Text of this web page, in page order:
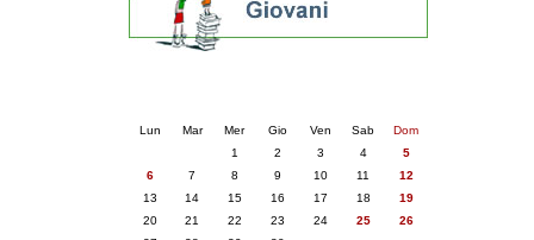
Lun Mar Mer Gio Ven Sab
Dom
1
2 3 4
5
6
7 8 9 10 11
12
13
14 15 16 17 18
19
20
21 22 23 24 25
26